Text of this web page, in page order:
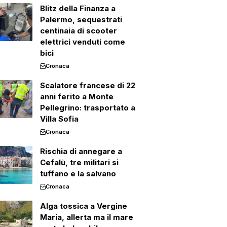
Blitz della Finanza a
Palermo, sequestrati
centinaia di scooter
elettrici venduti come
bici
Cronaca
Scalatore francese di 22
anni ferito a Monte
Pellegrino: trasportato a
Villa Sofia
Cronaca
Rischia di annegare a
Cefalù, tre militari si
tuffano e la salvano
Cronaca
Alga tossica a Vergine
Maria, allerta ma il mare